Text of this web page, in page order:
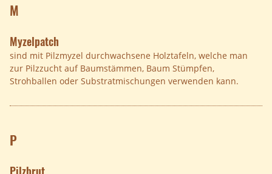
M
Myzelpatch
sind mit Pilzmyzel durchwachsene Holztafeln, welche man
zur Pilzzucht auf Baumstämmen, Baum Stümpfen,
Strohballen oder Substratmischungen verwenden kann.
P